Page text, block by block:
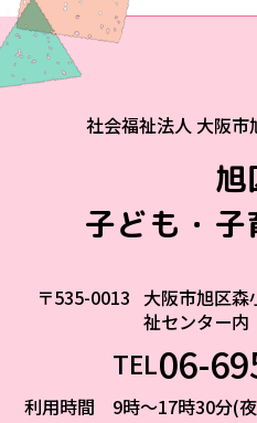
社会福祉法人 大阪
旭
子ども・
〒535-0013 大阪市旭区
祉センター
TEL06-
利用時間 9時～17時30分(